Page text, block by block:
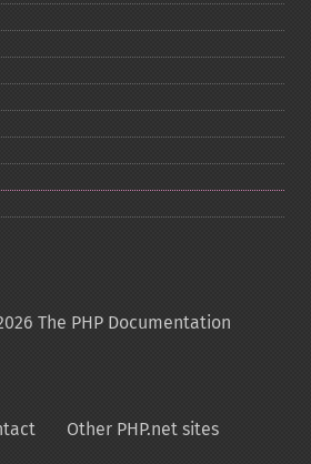
The PHP Documentation
Other PHP.net sites